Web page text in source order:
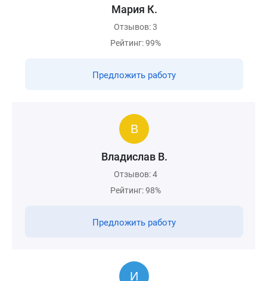
Мария К.
Отзывов: 3
Рейтинг: 99%
Предложить работу
Владислав В.
Отзывов: 4
Рейтинг: 98%
Предложить работу